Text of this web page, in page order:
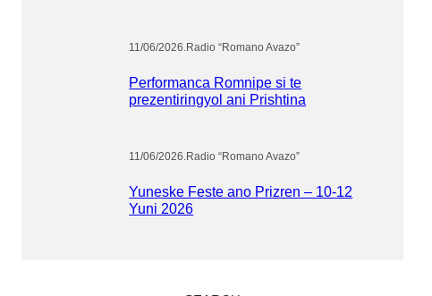
11/06/2026.Radio “Romano Avazo”
Performanca Romnipe si te
prezentiringyol ani Prishtina
11/06/2026.Radio “Romano Avazo”
Yuneske Feste ano Prizren – 10-12
Yuni 2026